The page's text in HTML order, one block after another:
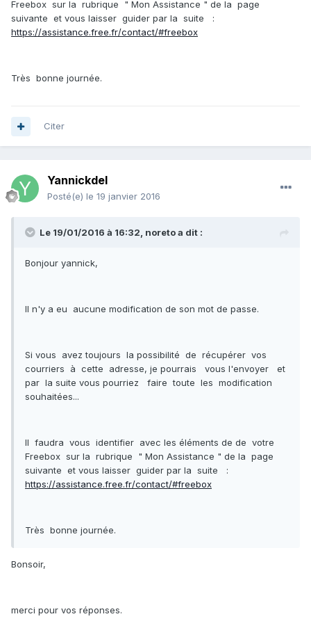
Freebox sur la rubrique " Mon Assistance " de la page
suivante et vous laisser guider par la suite :
https://assistance.free.fr/contact/#freebox
Très bonne journée.
Citer
Yannickdel
Posté(e) le 19 janvier 2016
Le 19/01/2016 à 16:32, noreto a dit :
Bonjour yannick,
Il n'y a eu aucune modification de son mot de passe.
Si vous avez toujours la possibilité de récupérer vos
courriers à cette adresse, je pourrais vous l'envoyer et
par la suite vous pourriez faire toute les modification
souhaitées...
Il faudra vous identifier avec les éléments de de votre
Freebox sur la rubrique " Mon Assistance " de la page
suivante et vous laisser guider par la suite :
https://assistance.free.fr/contact/#freebox
Très bonne journée.
Bonsoir,
merci pour vos réponses.